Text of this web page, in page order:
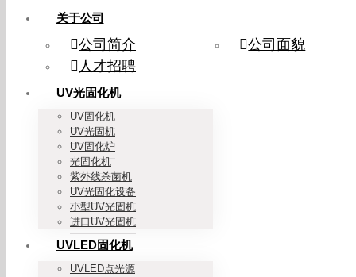
关于公司
公司简介
公司面貌
人才招聘
UV光固化机
UV固化机
UV光固机
UV固化炉
光固化机
紫外线杀菌机
UV光固化设备
小型UV光固机
进口UV光固机
UVLED固化机
UVLED点光源